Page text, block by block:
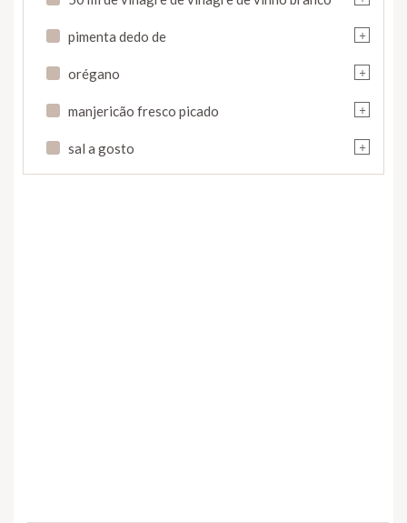
+
pimenta dedo de
+
orégano
+
manjericão fresco picado
+
sal a gosto